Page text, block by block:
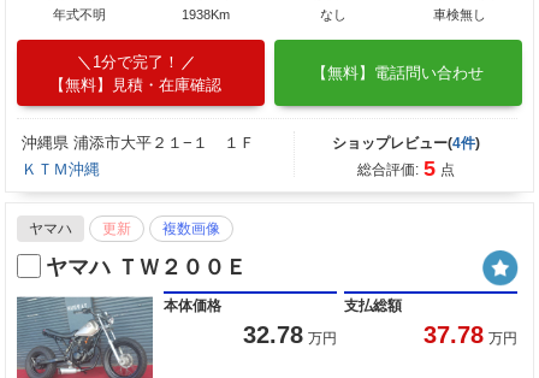
年式不明
1938Km
なし
車検無し
1分で完了！
【無料】見積・在庫確認
【無料】電話問い合わせ
沖縄県 浦添市大平２１−１ １Ｆ
ＫＴＭ沖縄
ショップレビュー(4件)
総合評価: 5 点
ヤマハ 更新 複数画像
ヤマハ ＴＷ２００Ｅ
本体価格
32.78 万円
支払総額
37.78 万円